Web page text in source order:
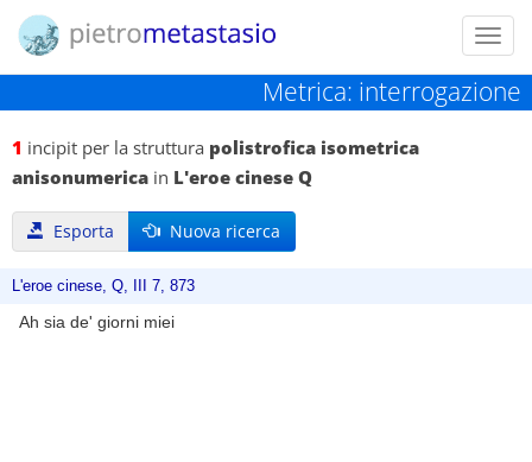
Metrica: interrogazione
1 incipit per la struttura polistrofica isometrica
anisonumerica in L'eroe cinese Q
Esporta Nuova ricerca
L'eroe cinese, Q, III 7, 873
Ah sia de' giorni miei